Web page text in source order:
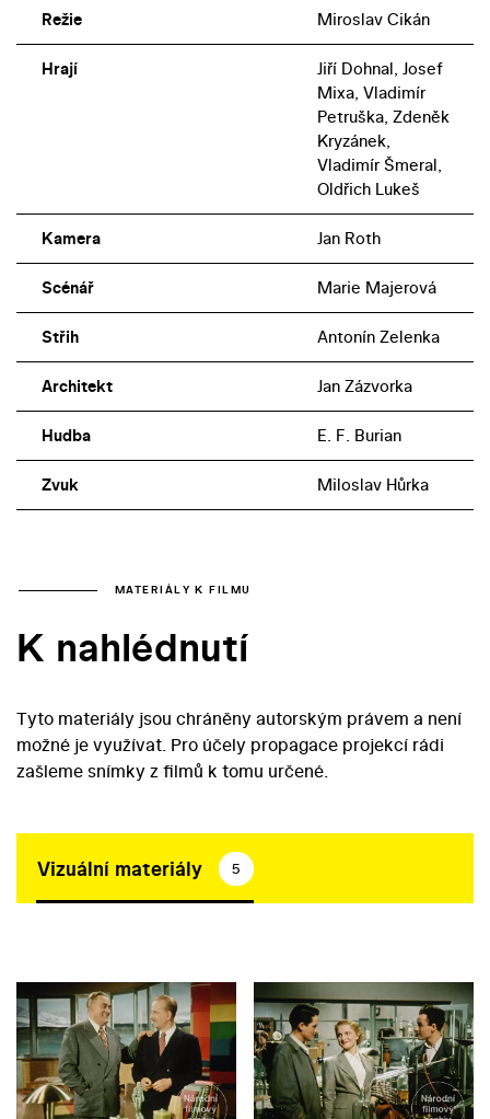
Režie Miroslav Cikán
Hrají
Jiří Dohnal, Josef
Mixa, Vladimír
Petruška, Zdeněk
Kryzánek,
Vladimír Šmeral,
Oldřich Lukeš
Kamera Jan Roth
Scénář Marie Majerová
Střih Antonín Zelenka
Architekt Jan Zázvorka
Hudba E. F. Burian
Zvuk Miloslav Hůrka
MATERIÁLY K FILMU
K nahlédnutí
Tyto materiály jsou chráněny autorským právem a není
možné je využívat. Pro účely propagace projekcí rádi
zašleme snímky z filmů k tomu určené.
Vizuální materiály 5